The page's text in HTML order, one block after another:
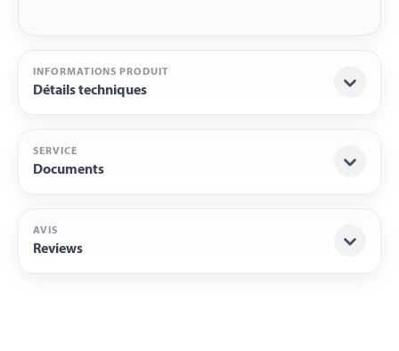
INFORMATIONS PRODUIT
Détails techniques
SERVICE
Documents
AVIS
Reviews